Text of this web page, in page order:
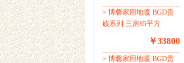
> 博馨家用地暖 BGD贵
族系列 三房85平方
￥33800
> 博馨家用地暖 BGD贵